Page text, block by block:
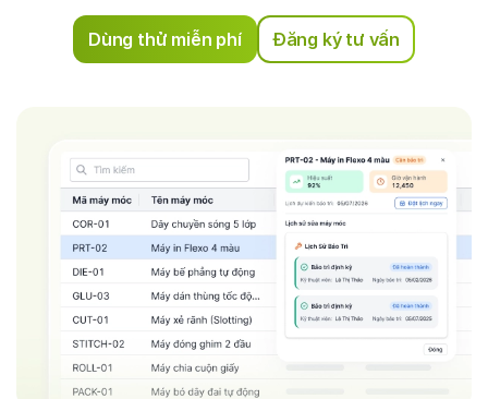
Dùng thử miễn phí Đăng ký tư vấn